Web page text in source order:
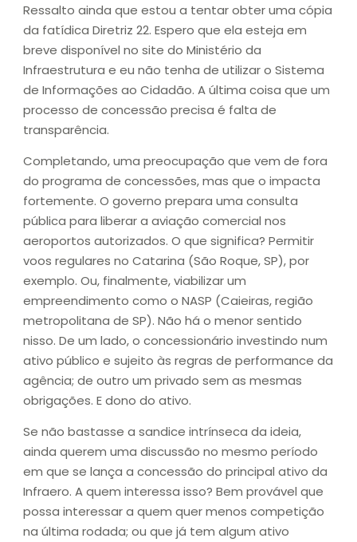
Ressalto ainda que estou a tentar obter uma cópia
da fatídica Diretriz 22. Espero que ela esteja em
breve disponível no site do Ministério da
Infraestrutura e eu não tenha de utilizar o Sistema
de Informações ao Cidadão. A última coisa que um
processo de concessão precisa é falta de
transparência.
Completando, uma preocupação que vem de fora
do programa de concessões, mas que o impacta
fortemente. O governo prepara uma consulta
pública para liberar a aviação comercial nos
aeroportos autorizados. O que significa? Permitir
voos regulares no Catarina (São Roque, SP), por
exemplo. Ou, finalmente, viabilizar um
empreendimento como o NASP (Caieiras, região
metropolitana de SP). Não há o menor sentido
nisso. De um lado, o concessionário investindo num
ativo público e sujeito às regras de performance da
agência; de outro um privado sem as mesmas
obrigações. E dono do ativo.
Se não bastasse a sandice intrínseca da ideia,
ainda querem uma discussão no mesmo período
em que se lança a concessão do principal ativo da
Infraero. A quem interessa isso? Bem provável que
possa interessar a quem quer menos competição
na última rodada; ou que já tem algum ativo